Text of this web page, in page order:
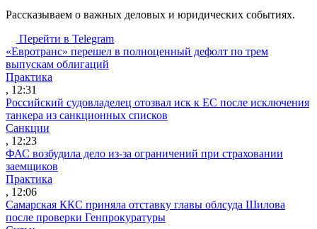
Рассказываем о важных деловых и юридических событиях.
Перейти в Telegram
«Евротранс» перешел в полноценный дефолт по трем
выпускам облигаций
Практика
, 12:31
Российский судовладелец отозвал иск к ЕС после исключения
танкера из санкционных списков
Санкции
, 12:23
ФАС возбудила дело из-за ограничений при страховании
заемщиков
Практика
, 12:06
Самарская ККС приняла отставку главы облсуда Шилова
после проверки Генпрокуратуры